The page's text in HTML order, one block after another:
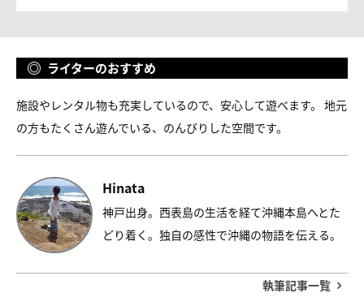
ライターのおすすめ
施設やレンタル物も充実しているので、安心して遊べます。 地元
の方もたくさん遊んでいる、のんびりした空間です。
Hinata
神戸出身。西表島の生活を経て沖縄本島へとた
どり着く。独自の感性で沖縄の物語を伝える。
執筆記事一覧